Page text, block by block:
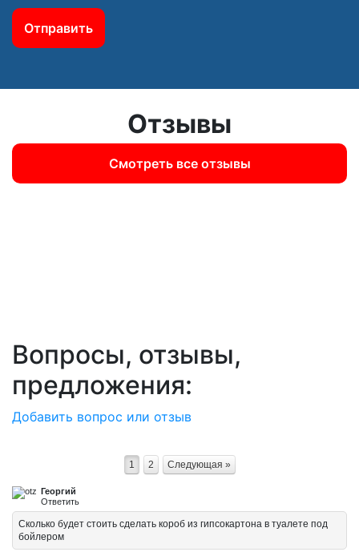
Отправить
Отзывы
Смотреть все отзывы
Вопросы, отзывы,
предложения:
Добавить вопрос или отзыв
1 2 Следующая »
Георгий
Ответить
Сколько будет стоить сделать короб из гипсокартона в туалете под
бойлером